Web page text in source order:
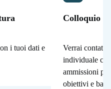
i tuoi dati e
Colloquio
Verrai
individuale
ammissioni
obiettivi e